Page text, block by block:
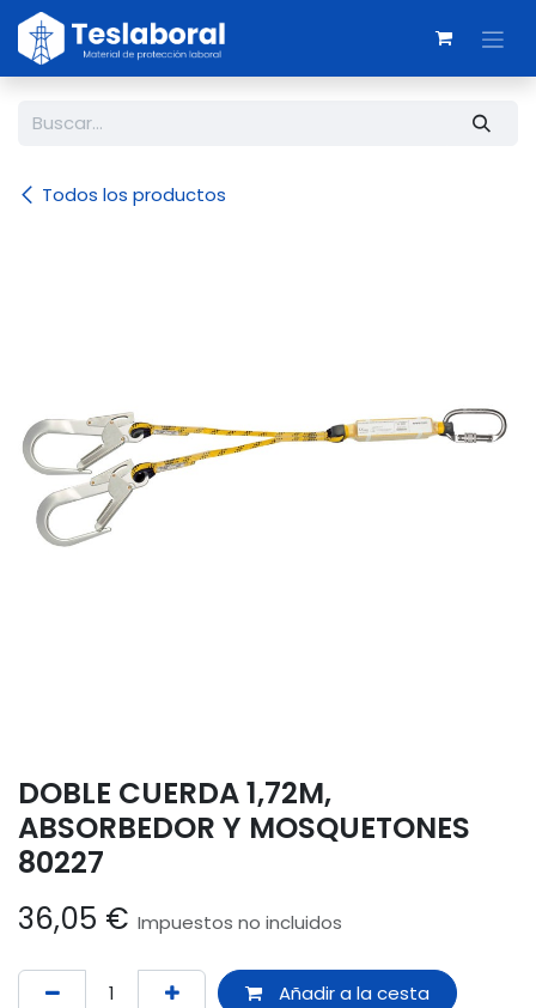
Ir al contenido
Todos los productos
DOBLE CUERDA 1,72M,
ABSORBEDOR Y MOSQUETONES
80227
36,05 € Impuestos no incluidos
Añadir a la cesta